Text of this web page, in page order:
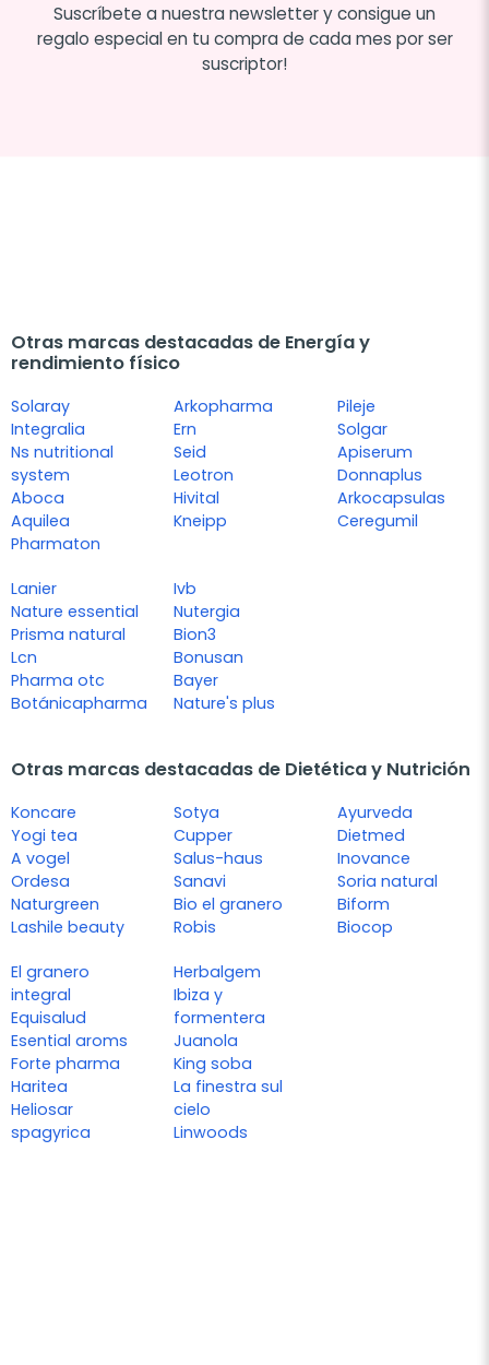
Suscríbete a nuestra newsletter y consigue un
regalo especial en tu compra de cada mes por ser
suscriptor!
Otras marcas destacadas de Energía y
rendimiento físico
Solaray
Integralia
Ns nutritional
system
Aboca
Aquilea
Pharmaton
Arkopharma
Ern
Seid
Leotron
Hivital
Kneipp
Pileje
Solgar
Apiserum
Donnaplus
Arkocapsulas
Ceregumil
Lanier
Nature essential
Prisma natural
Lcn
Pharma otc
Botánicapharma
Ivb
Nutergia
Bion3
Bonusan
Bayer
Nature's plus
Otras marcas destacadas de Dietética y Nutrición
Koncare
Yogi tea
A vogel
Ordesa
Naturgreen
Lashile beauty
Sotya
Cupper
Salus-haus
Sanavi
Bio el granero
Robis
Ayurveda
Dietmed
Inovance
Soria natural
Biform
Biocop
El granero
integral
Equisalud
Esential aroms
Forte pharma
Haritea
Heliosar
spagyrica
Herbalgem
Ibiza y
formentera
Juanola
King soba
La finestra sul
cielo
Linwoods